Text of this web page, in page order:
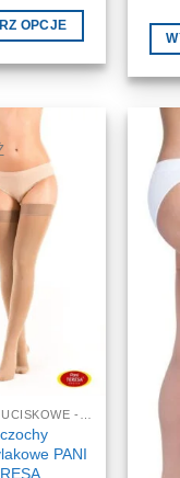
OPCJE
produkt
wariantów.
Opcje
można
wybrać
na
stronie
produktu
PANI